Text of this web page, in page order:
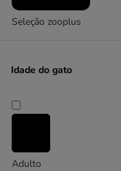
Seleção zooplus
Idade do gato
Adulto